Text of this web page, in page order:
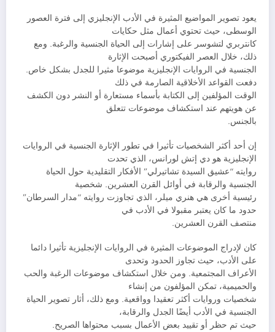
يعود تصوير المواضيع المثيرة في الأدب الإنجليزي إلى فترة العصور
الوسطى، حيث تحتوي أعمال مثل حكايات
كانتربري لتشوسر على إشارات إلى الحياة الجنسية والرغبة. ومع
ذلك، خلال العصر الفيكتوري أصبحت الإثارة
الجنسية في الروايات الإنجليزية موضوعا مثيرا للجدل بشكل خاص.
دفعت القواعد الأخلاقية الصارمة في ذلك
الوقت المؤلفين إلى الكتابة بأسماء مستعارة أو النشر دون الكشف
عن هويتهم عند استكشاف موضوعات تتعلق
بالجنس.
إن أحد أكثر الشخصيات تأثيرا في تطور الإثارة الجنسية في الروايات
الإنجليزية هو دي إتش لورانس، الذي تحدت
روايته “عشيق السيدة تشاتيرلي” الأفكار التقليدية حول الحياة
الجنسية والرقابة في أوائل القرن العشرين. شخصية
رئيسية أخرى هي هنري ميلر، الذي تجاوزت روايته “مدار السرطان”
حدود ما كان يعتبر مقبولا في الأدب في
منتصف القرن العشرين.
كان لإدراج الموضوعات المثيرة في الروايات الإنجليزية تأثيرا دائما
على الأدب، حيث تجاوز الحدود وتحدى
الأعراف المجتمعية. ومن خلال استكشاف موضوعات الرغبة والحب
والحميمية، تمكن المؤلفون من إنشاء
شخصيات وروايات أكثر تعقيدا وواقعية. ومع ذلك، أثار تصوير الحياة
الجنسية في الأدب أيضًا الجدل والرقابة،
حيث تم حظر أو تقييد بعض الأعمال بسبب محتواها الصريح.